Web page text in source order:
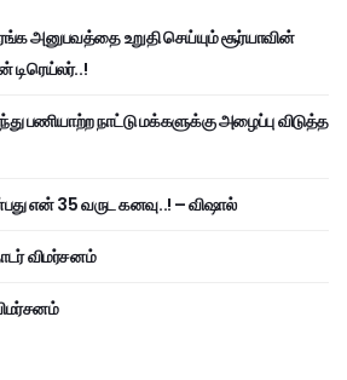
அனுபவத்தை உறுதி செய்யும் சூர்யாவின்
டிரெய்லர்..!
பணியாற்ற நாட்டு மக்களுக்கு அழைப்பு விடுத்த
என் 35 வருட கனவு..! – விஷால்
விமர்சனம்